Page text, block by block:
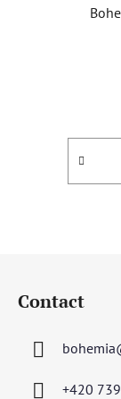
Contact
bohemia
+420